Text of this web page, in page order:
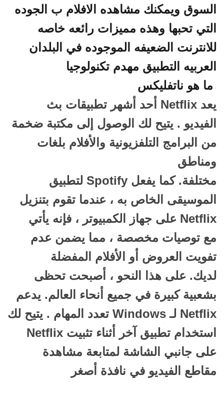
السوق ويمكنك مشاهده الافلام ب الجوده
التي تحبها وهذه مميزات رائعه خاصه
للانترنت الضعيفه الموجوده في البلدان
العربيه التطبيق مهدم تكنولوجيا
ما هو ناتفليكس
يعد Netflix أحد أشهر
تطبيقات بث
الفيديو . يتيح لك الوصول إلى مكتبة ضخمة
من البرامج التلفزيونية والأفلام بلغات
ومناطق
مختلفة.كما يفعل Spotify لتطبيق
الموسيقى الخاص به ، عندما تقوم بتنزيل
Netflix على جهاز الكمبيوتر ، فإنه يأتي
مع توصيات مخصصة ، مما يضمن عدم
تفويت العروض أو الأفلام المفضلة
لديك. على هذا النحو ، أصبحت تحظى
بشعبية كبيرة في جميع أنحاء العالم. يدعم
Netflix لـ Windows تعدد المهام
. يتيح لك
استخدام تطبيق آخر أثناء تثبيت Netflix
على جانبي الشاشة لمتابعة مشاهدة
مقاطع الفيديو في نافذة أصغر